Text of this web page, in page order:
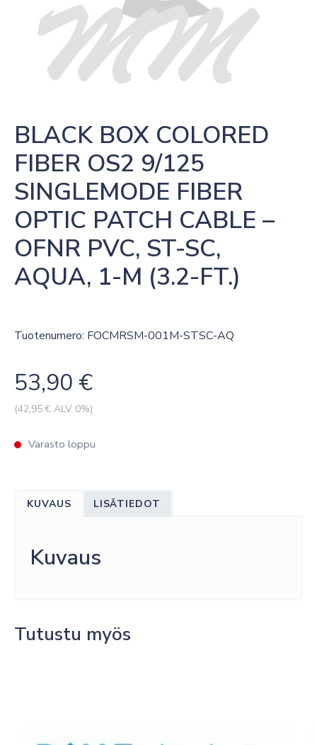
BLACK BOX COLORED
FIBER OS2 9/125
SINGLEMODE FIBER
OPTIC PATCH CABLE –
OFNR PVC, ST-SC,
AQUA, 1-M (3.2-FT.)
Tuotenumero: FOCMRSM-001M-STSC-AQ
53,90 €
(42,95€ ALV 0%)
Varasto loppu
KUVAUS LISÄTIEDOT
Kuvaus
Tutustu myös